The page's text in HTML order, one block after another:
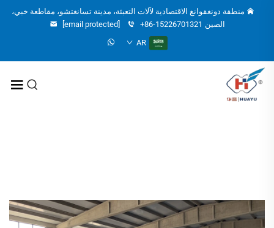
منطقة دونغقوانغ الاقتصادية لآلات التعبئة، مدينة تسانغتشو، مقاطعة خبي،
الصين +86-15226701321
[email protected]
AR